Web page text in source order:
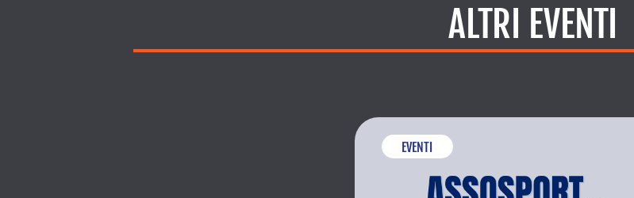
ALTRI EVENTI
EVENTI